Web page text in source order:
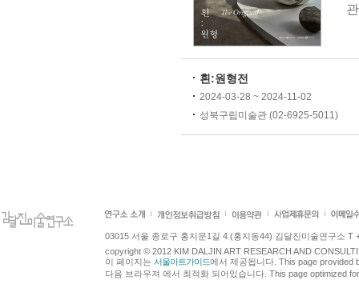
흰:원형전
2024-03-28 ~ 2024-11-02
성북구립미술관 (02-6925-5011)
03015 서울 종로구 홍지문1길 4 (홍지동44) 김달진미술연구소 T
copyright © 2012 KIM DALJIN ART RESEARCH AND
이 페이지는 서울아트가이드에서 제공됩니다. This page provided
다음 브라우져 에서 최적화 되어있습니다. This page optimized